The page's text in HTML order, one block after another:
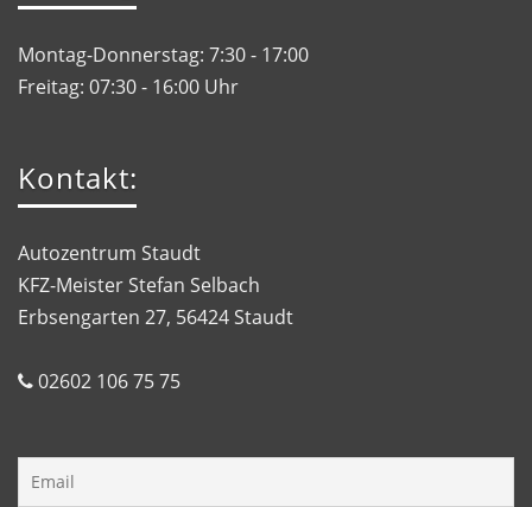
Montag-Donnerstag: 7:30 - 17:00
Freitag: 07:30 - 16:00 Uhr
Kontakt:
Autozentrum Staudt
KFZ-Meister Stefan Selbach
Erbsengarten 27, 56424 Staudt
02602 106 75 75